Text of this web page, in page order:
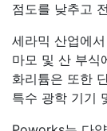
점도를 낮추고
세라믹 산업에
마모 및 산 부식
화리튬은 또한
특수 광학 기기